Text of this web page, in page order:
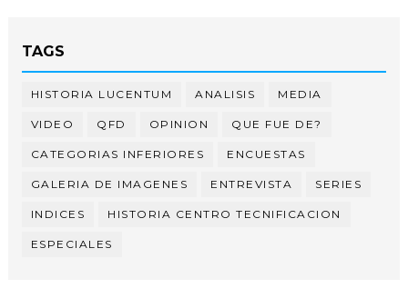
TAGS
HISTORIA LUCENTUM ANALISIS MEDIA
VIDEO QFD OPINION QUE FUE DE?
CATEGORIAS INFERIORES ENCUESTAS
GALERIA DE IMAGENES ENTREVISTA SERIES
INDICES HISTORIA CENTRO TECNIFICACION
ESPECIALES